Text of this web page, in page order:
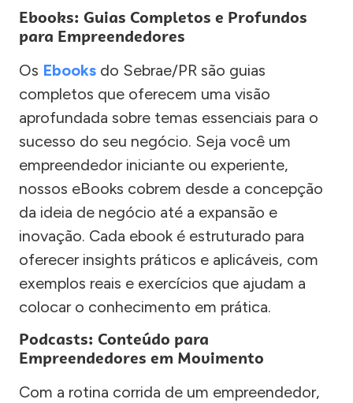
Ebooks: Guias Completos e Profundos
para Empreendedores
Os Ebooks do Sebrae/PR são guias
completos que oferecem uma visão
aprofundada sobre temas essenciais para o
sucesso do seu negócio. Seja você um
empreendedor iniciante ou experiente,
nossos eBooks cobrem desde a concepção
da ideia de negócio até a expansão e
inovação. Cada ebook é estruturado para
oferecer insights práticos e aplicáveis, com
exemplos reais e exercícios que ajudam a
colocar o conhecimento em prática.
Podcasts: Conteúdo para
Empreendedores em Movimento
Com a rotina corrida de um empreendedor,